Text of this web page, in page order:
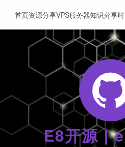
E8开源 |
首页资源分享VPS服务器知识分享